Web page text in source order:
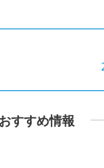
おすすめ情報